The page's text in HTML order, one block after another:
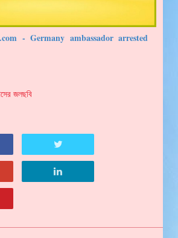
- Germany ambassador arrested
জলছবি